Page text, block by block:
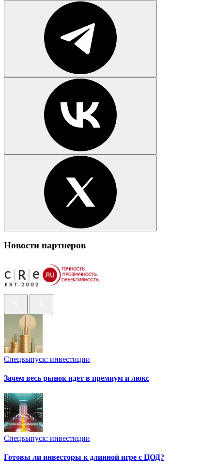
Новости партнеров
Спецвыпуск: инвестиции
Зачем весь рынок идет в премиум и люкс
Спецвыпуск: инвестиции
Готовы ли инвесторы к длинной игре с ЦОД?